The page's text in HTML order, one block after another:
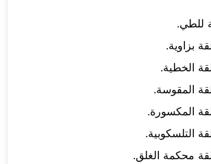
للطي.
بزاوية.
الخطية.
المقوسة.
المكسورة.
التلسكوبية.
محكمة الغلق.